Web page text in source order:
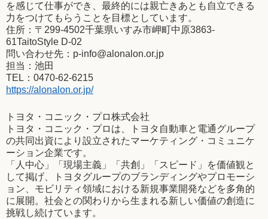
を感じて仕事ができ、最終的には親亡きあとも自立できる
力をつけてもらうことを目標としています。
住所：〒299-4502千葉県いすみ市岬町中原3863-
61TaitoStyle D-02
問い合わせ先：p-info@alonalon.or.jp
担当：池田
TEL：0470-62-6215
https://alonalon.or.jp/
トヨタ・コニック・プロ株式会社
トヨタ・コニック・プロは、トヨタ自動車と電通グループ
の共同出資により設立されたマーケティング・コミュニケ
ーション企業です。
「人中心」「現場主義」「共創」「スピード」を価値観と
して掲げ、トヨタグループのブランディングやプロモーシ
ョン、モビリティ領域における新規事業開発などを多角的
に展開。社会との関わりから生まれる新しい価値の創造に
挑戦し続けています。